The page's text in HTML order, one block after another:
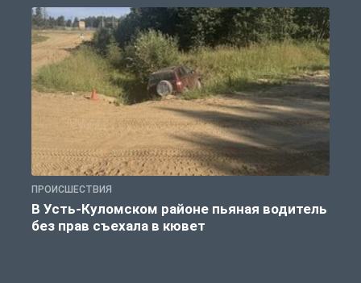
ПРОИСШЕСТВИЯ
В Усть-Куломском районе пьяная водитель
без прав съехала в кювет